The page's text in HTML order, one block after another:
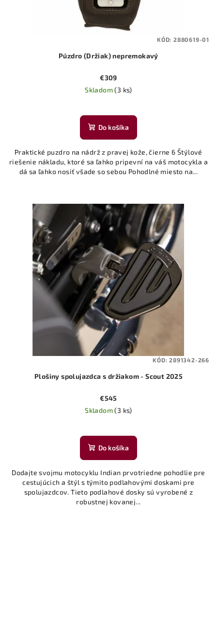
Púzdro (Držiak) nepremokavý
€309
Skladom(3 ks)
Do košíka
Praktické puzdro na nádrž z pravej kože, čierne 6 Štýlové
riešenie nákladu, ktoré sa ľahko pripevní na váš motocykla a
dá sa ľahko nosiť všade so sebou Pohodlné miesto na...
KÓD: 2880619-01
Plošiny spolujazdca s držiakom - Scout 2025
€545
Skladom(3 ks)
Do košíka
Dodajte svojmu motocyklu Indian prvotriedne pohodlie pre
cestujúcich a štýl s týmito podlahovými doskami pre
spolujazdcov. Tieto podlahové dosky sú vyrobené z
robustnej kovanej...
KÓD:2891342-266